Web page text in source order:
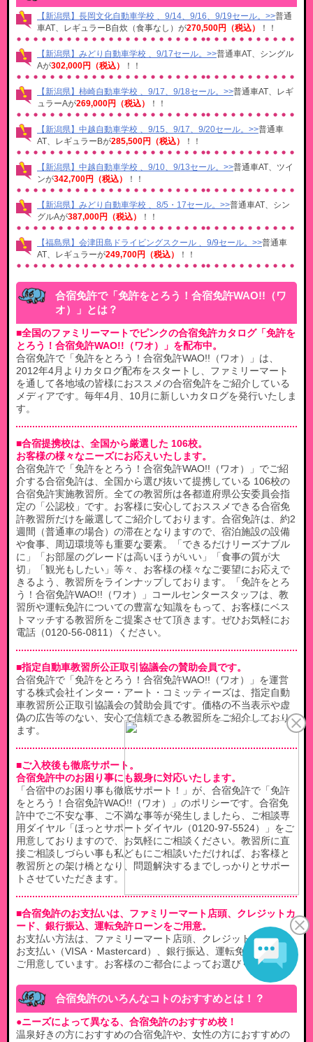
【新潟県】長岡文化自動車学校 、9/14、9/16、9/19セール。>>普通
車AT、レギュラーB自炊（食事なし）が270,500円（税込） ！！
【新潟県】みどり自動車学校 、9/17セール。>>普通車AT、シングル
Aが302,000円（税込） ！！
【新潟県】柿崎自動車学校 、9/17、9/18セール。>>普通車AT、レギ
ュラーAが269,000円（税込） ！！
【新潟県】中越自動車学校 、9/15、9/17、9/20セール。>>普通車
AT、レギュラーBが285,500円（税込） ！！
【新潟県】中越自動車学校 、9/10、9/13セール。>>普通車AT、ツイ
ンが342,700円（税込） ！！
【新潟県】みどり自動車学校 、8/5・17セール。>>普通車AT、シン
グルAが387,000円（税込） ！！
【福島県】会津田島ドライビングスクール 、9/9セール。>>普通車
AT、レギュラーが249,700円（税込） ！！
合宿免許で「免許をとろう！合宿免許WAO!!（ワ
オ）」とは？
■全国のファミリーマートでピンクの合宿免許カタログ「免許を
とろう！合宿免許WAO!!（ワオ）」を配布中。
合宿免許で「免許をとろう！合宿免許WAO!!（ワオ）」は、
2012年4月よりカタログ配布をスタートし、ファミリーマート
を通して各地域の皆様におススメの合宿免許をご紹介している
メディアです。毎年4月、10月に新しいカタログを発行いたしま
す。
■合宿提携校は、全国から厳選した 106校。
お客様の様々なニーズにお応えいたします。
合宿免許で「免許をとろう！合宿免許WAO!!（ワオ）」でご紹
介する合宿免許は、全国から選び抜いて提携している 106校の
合宿免許実施教習所。全ての教習所は各都道府県公安委員会指
定の「公認校」です。お客様に安心しておススメできる合宿免
許教習所だけを厳選してご紹介しております。合宿免許は、約2
週間（普通車の場合）の滞在となりますので、宿泊施設の設備
や食事、周辺環境等も重要な要素。「できるだけリーズナブル
に」「お部屋のグレードは高いほうがいい」「食事の質が大
切」「観光もしたい」等々、お客様の様々なご要望にお応えで
きるよう、教習所をラインナップしております。「免許をとろ
う！合宿免許WAO!!（ワオ）」コールセンタースタッフは、教
習所や運転免許についての豊富な知識をもって、お客様にベス
トマッチする教習所をご提案させて頂きます。ぜひお気軽にお
電話（0120-56-0811）ください。
■指定自動車教習所公正取引協議会の賛助会員です。
合宿免許で「免許をとろう！合宿免許WAO!!（ワオ）」を運営
する株式会社インター・アート・コミッティーズは、指定自動
車教習所公正取引協議会の賛助会員です。価格の不当表示や虚
偽の広告等のない、安心で信頼できる教習所をご紹介しており
ます。
■ご入校後も徹底サポート。
合宿免許中のお困り事にも親身に対応いたします。
「合宿中のお困り事も徹底サポート！」が、合宿免許で「免許
をとろう！合宿免許WAO!!（ワオ）」のポリシーです。合宿免
許中でご不安な事、ご不満な事等が発生しましたら、ご相談専
用ダイヤル「ほっとサポートダイヤル（0120-97-5524）」をご
用意しておりますので、お気軽にご相談ください。教習所に直
接ご相談しづらい事も私どもにご相談いただければ、お客様と
教習所との架け橋となり、問題解決するまでしっかりとサポー
トさせていただきます。
■合宿免許のお支払いは、ファミリーマート店頭、クレジットカ
ード、銀行振込、運転免許ローンをご用意。
お支払い方法は、ファミリーマート店頭、クレジットカードで
お支払い（VISA・Mastercard）、銀行振込、運転免許ローンを
ご用意しています。お客様のご都合によってお選びください。
合宿免許のいろんなコトのおすすめとは！？
●ニーズによって異なる、合宿免許のおすすめ校！
温泉好きの方におすすめの合宿免許や、女性の方におすすめの